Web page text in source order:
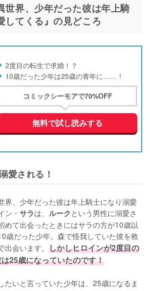
世界、少年だった彼は年上騎
してくる』の見どころ
2度目の転生で求婚！？
10歳だった少年は25歳の青年に……！
コミックシーモアで70%OFF
無料で試し読みする
愛される！
界、少年だった彼は年上騎士になり溺愛
ン・ サラは、 ルークという男性に溺愛さ
めて出会ったときにはサラの方が10歳以
歳だった少年。森で怪我していた彼を救
会います。 しかしヒロインが2度目の
25歳になっていたのです！
たいと言っていた少年は、25歳になるま